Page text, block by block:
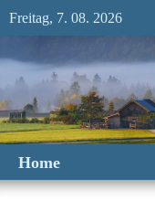
Freitag, 7. 08. 2026
Home